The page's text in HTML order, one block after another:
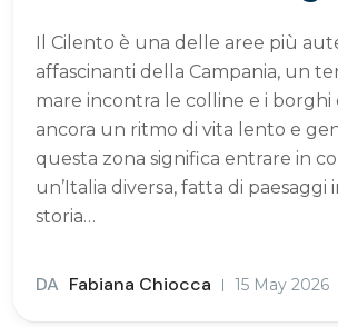
Il Cilento è una delle aree più
affascinanti della Campania, un
mare incontra le colline e i borghi
ancora un ritmo di vita lento e
questa zona significa entrare in
un’Italia diversa, fatta di paesaggi
storia…
DA Fabiana Chiocca 15 May 2026